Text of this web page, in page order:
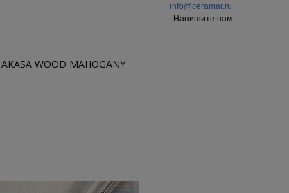
info@ceramar.ru
Напишите нам
AKASA WOOD MAHOGANY